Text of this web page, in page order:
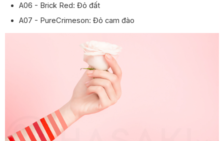
A06 - Brick Red: Đỏ đất
A07 - PureCrimeson: Đỏ cam đào